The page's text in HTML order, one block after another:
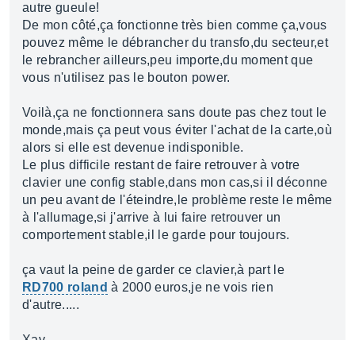
autre gueule!
De mon côté,ça fonctionne très bien comme ça,vous
pouvez même le débrancher du transfo,du secteur,et
le rebrancher ailleurs,peu importe,du moment que
vous n'utilisez pas le bouton power.
Voilà,ça ne fonctionnera sans doute pas chez tout le
monde,mais ça peut vous éviter l'achat de la carte,où
alors si elle est devenue indisponible.
Le plus difficile restant de faire retrouver à votre
clavier une config stable,dans mon cas,si il déconne
un peu avant de l'éteindre,le problème reste le même
à l'allumage,si j'arrive à lui faire retrouver un
comportement stable,il le garde pour toujours.
ça vaut la peine de garder ce clavier,à part le
RD700 roland à 2000 euros,je ne vois rien
d'autre.....